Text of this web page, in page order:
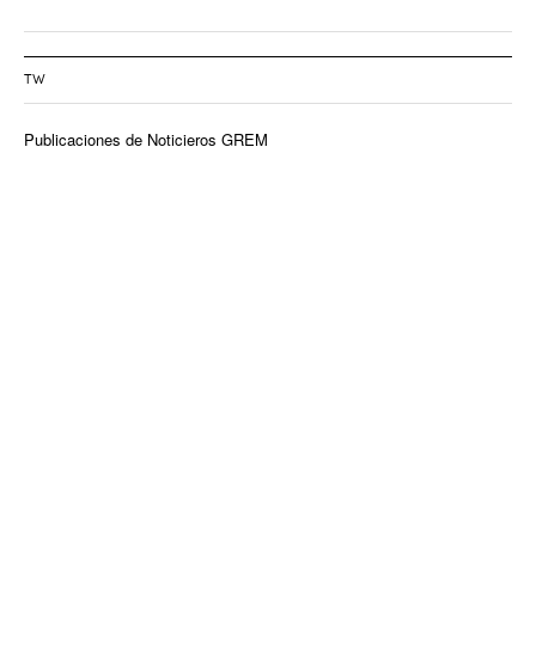
TW
Publicaciones de Noticieros GREM